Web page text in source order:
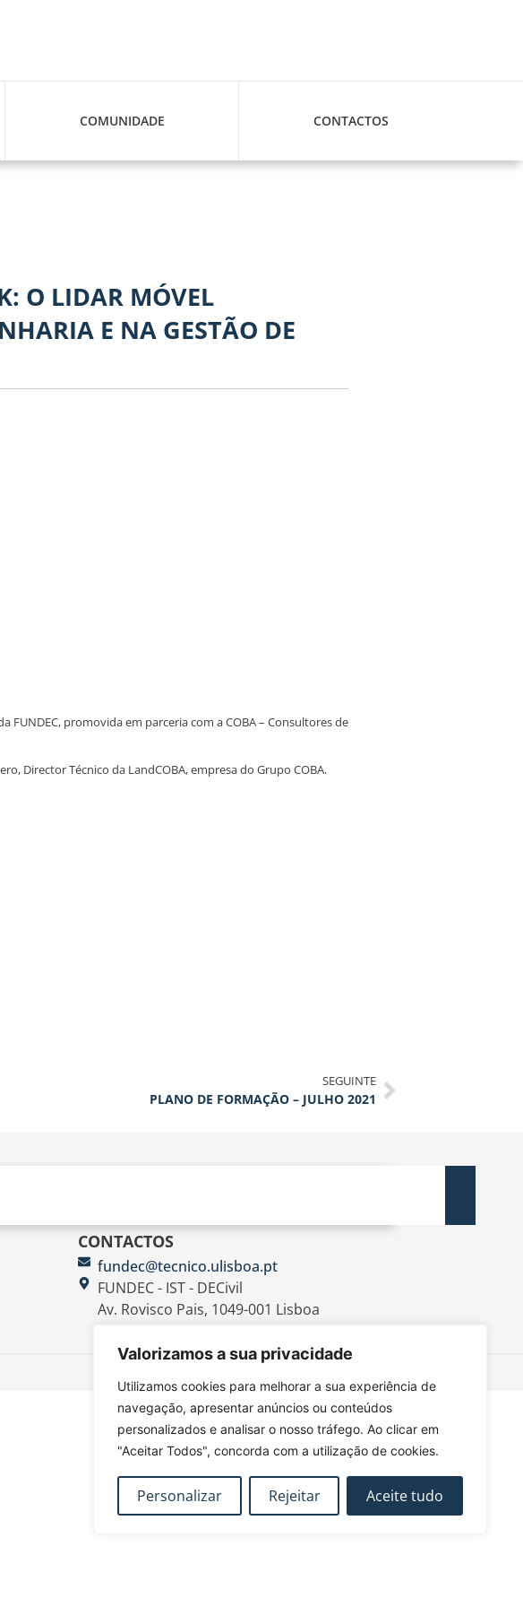
Valorizamos a sua privacidade
Utilizamos cookies para melhorar a sua experiência de
navegação, apresentar anúncios ou conteúdos
personalizados e analisar o nosso tráfego. Ao clicar em
"Aceitar Todos", concorda com a utilização de cookies.
Personalizar Rejeitar Aceite tudo
COMUNIDADE CONTACTOS
O LIDAR MÓVEL
E NA GESTÃO DE
FUNDEC, promovida em parceria com a COBA – Consultores de
Director Técnico da LandCOBA, empresa do Grupo COBA.
SEGUINTE
PLANO DE FORMAÇÃO – JULHO 2021
CONTACTOS
fundec@tecnico.ulisboa.pt
FUNDEC - IST - DECivil
Av. Rovisco Pais, 1049-001 Lisboa